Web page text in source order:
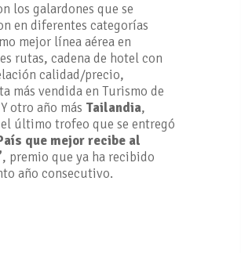
los galardones que se
en diferentes categorías
mejor línea aérea en
rutas, cadena de hotel con
calidad/precio,
más vendida en Turismo de
otro año más Tailandia,
último trofeo que se entregó
que mejor recibe al
, premio que ya ha recibido
año consecutivo.